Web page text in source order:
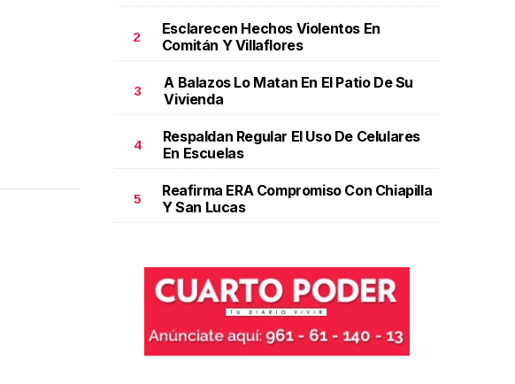
Maki celebró sus 10 años con temática coquette
celebró sus 10 años con temática coquette
Octubre 18 l
2
Esclarecen Hechos Violentos En
Comitán Y Villaflores
3
A Balazos Lo Matan En El Patio De Su
Vivienda
4
Respaldan Regular El Uso De Celulares
En Escuelas
5
Reafirma ERA Compromiso Con Chiapilla
Y San Lucas